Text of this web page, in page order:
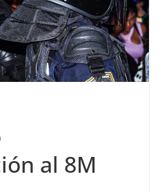
al 8M